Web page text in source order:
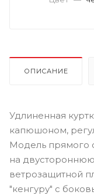
ОПИСАНИЕ
Удлиненная
капюшоном,
Модель прямого
на
ветрозащитной
"кенгуру" с